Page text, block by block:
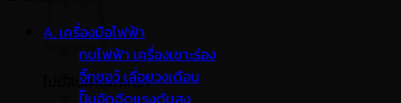
ไม่มีสินค้าในตะกร้า
A. เครื่องมือไฟฟ้า
กบไฟฟ้า เครื่องเซาะร่อง
จิ๊กซอว์ เลื่อยวงเดือน
ปั๊มอัดฉีดแรงดันสูง